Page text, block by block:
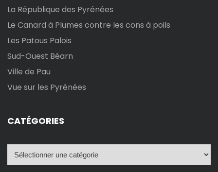
La République des Pyrénées
Le Canard à Plumes contre les cons à poils
Les Patous Palois
Sud-Ouest Béarn
Ville de Pau
Vue sur les Pyrénées
CATÉGORIES